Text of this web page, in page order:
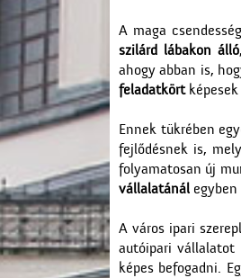
A maga
szilárd lábakon álló
ahogy abban is,
feladatkörtképesek
Ennek tükrében
fejlődésnek is,
folyamatosan új
vállalatánál
A város ipari
autóipari vállalatot
képes befogadni.